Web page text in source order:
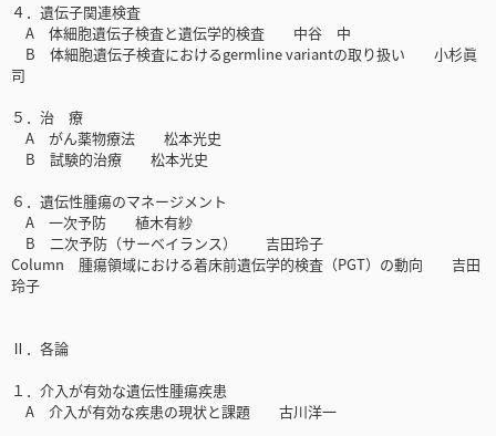
４．遺伝子関連検査
A 体細胞遺伝子検査と遺伝学的検査 中谷 中
B 体細胞遺伝子検査におけるgermline variantの取り扱い 小杉眞
司
５．治 療
A がん薬物療法 松本光史
B 試験的治療 松本光史
６．遺伝性腫瘍のマネージメント
A 一次予防 植木有紗
B 二次予防（サーベイランス） 吉田玲子
Column 腫瘍領域における着床前遺伝学的検査（PGT）の動向 吉田
玲子
Ⅱ．各論
１．介入が有効な遺伝性腫瘍疾患
A 介入が有効な疾患の現状と課題 古川洋一